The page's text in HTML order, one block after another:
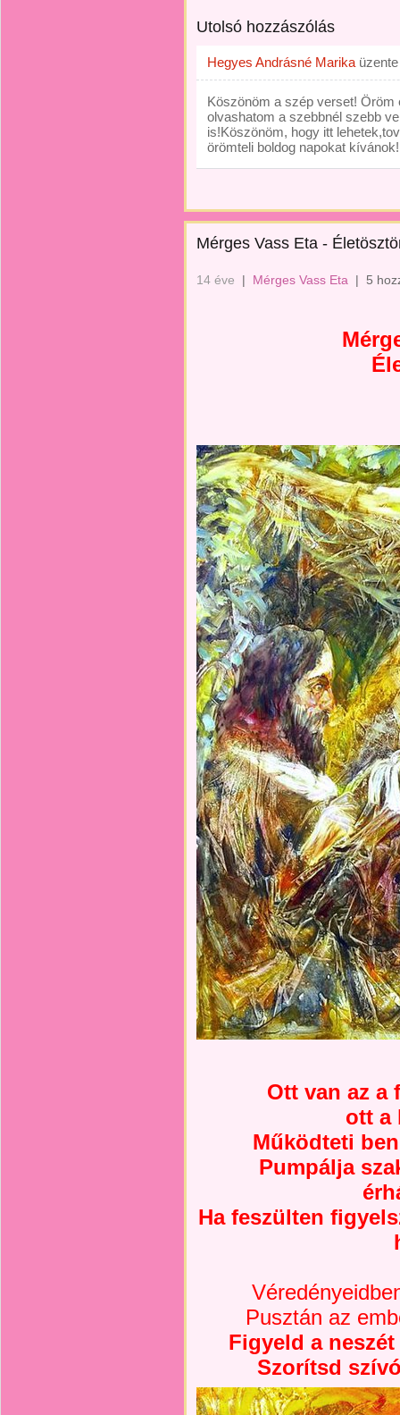
Utolsó hozzászólás
Hegyes Andrásné Marika
Köszönöm a szép verset!
olvashatom a szebbnél szebb
is!Köszönöm, hogy itt
örömteli boldog napokat kívánok!
Mérges Vass Eta -
14 éve | Mérges Vass Eta | 5
Ott van az a
ott a
Működteti
Pumpálja
Ha feszülten
Pusztán az
Figyeld a
Szorítsd